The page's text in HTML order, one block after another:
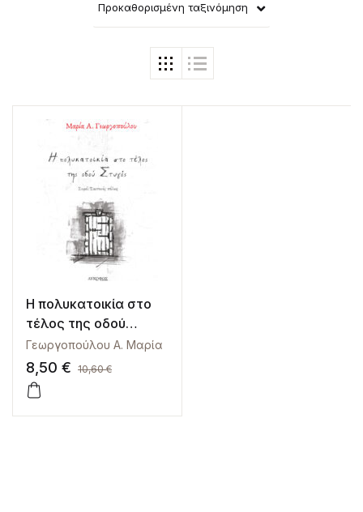
Προκαθορισμένη ταξινόμηση
Η πολυκατοικία στο
τέλος της οδού
Στυγός
Γεωργοπούλου Α. Μαρία
8,50 € 10,60€